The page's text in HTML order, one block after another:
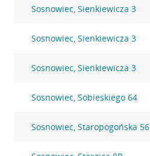
Sosnowiec, Sienkiewicza 3
Sosnowiec, Sienkiewicza 3
Sosnowiec, Sienkiewicza 3
Sosnowiec, Sobieskiego 64
Sosnowiec, Staropogońska 56